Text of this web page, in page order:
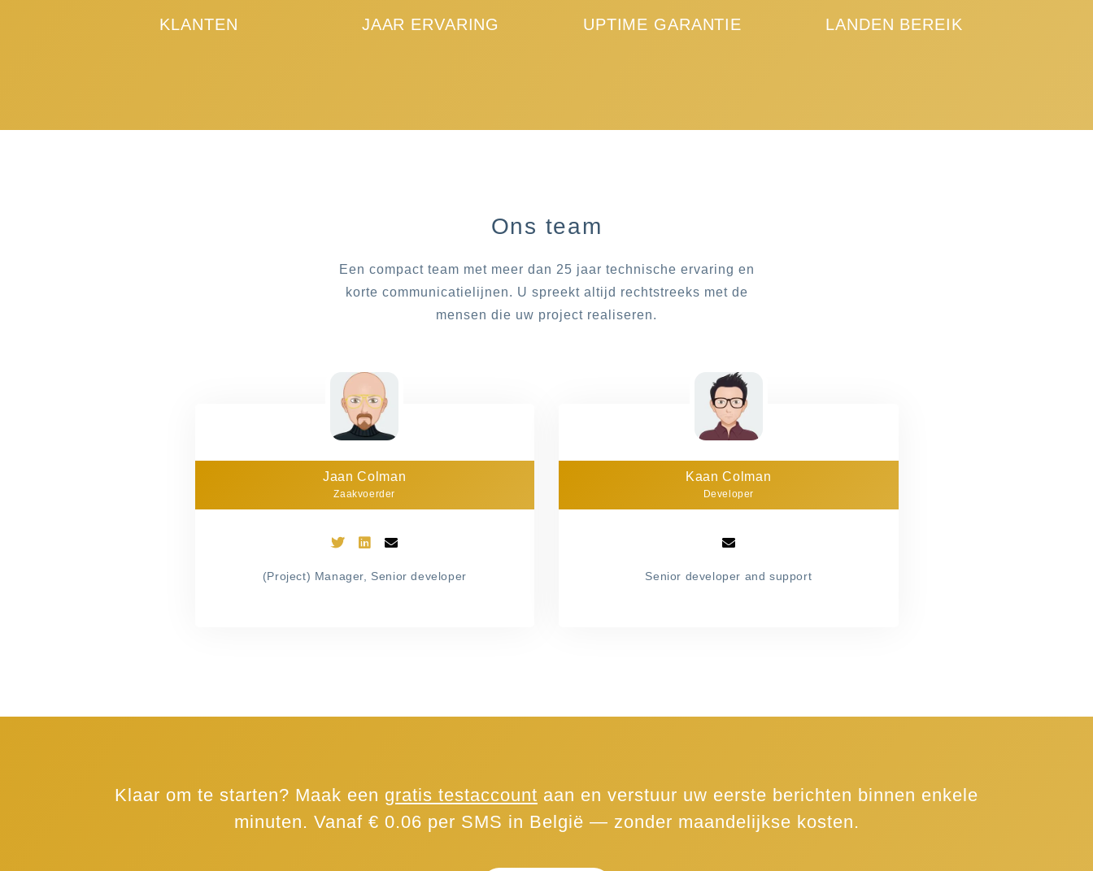
KLANTEN JAAR ERVARING UPTIME GARANTIE LANDEN BEREIK
Ons team
Een compact team met meer dan 25 jaar technische ervaring en
korte communicatielijnen. U spreekt altijd rechtstreeks met de
mensen die uw project realiseren.
Jaan Colman
Zaakvoerder
(Project) Manager, Senior developer
Kaan Colman
Developer
Senior developer and support
Klaar om te starten? Maak een gratis testaccount aan en verstuur uw eerste berichten binnen enkele
minuten. Vanaf € 0.06 per SMS in België — zonder maandelijkse kosten.